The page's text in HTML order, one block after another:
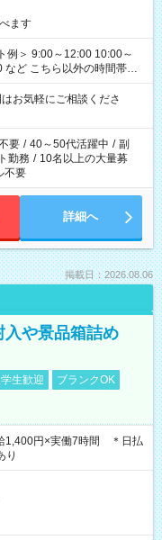
ます
間帯も
お気軽にご相談くださ
要 / 40～50代活躍中 / 副
勤務 / 10名以上の大量募
不要
詳細へ
掲載日：2026.08.06
入や景品箱詰め
生歓迎
ブランクOK
1,400円×実働7時間 ＊日払
り